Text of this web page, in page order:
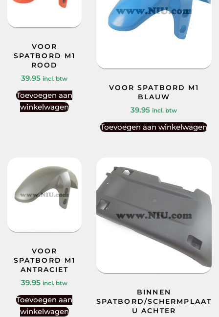
VOOR
SPATBORD M1
ROOD
39.95 incl. btw
Toevoegen aan
winkelwagen
VOOR SPATBORD M1
BLAUW
39.95 incl. btw
Toevoegen aan winkelwagen
VOOR
SPATBORD M1
ANTRACIET
39.95 incl. btw
Toevoegen aan
winkelwagen
BINNEN
SPATBORD/SCHERMPLAAT
U ACHTER